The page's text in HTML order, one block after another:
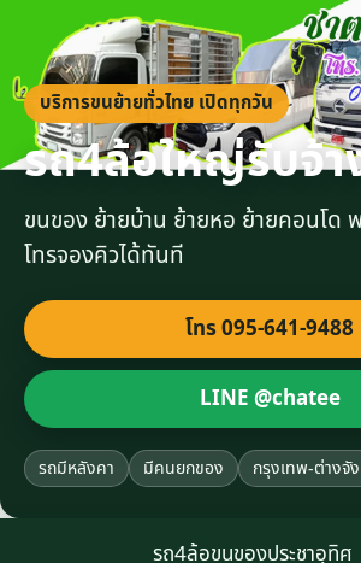
บริการขนย้ายทั่วไทย เปิดทุกวัน
รถ4ล้อใหญ่รับจ้า
ขนของ ย้ายบ้าน ย้ายหอ ย้ายคอนโด
โทรจองคิวได้ทันที
โทร 095-641-9488
LINE @chatee
รถมีหลังคา มีคนยกของ กรุงเทพ-ต่างจั
รถ4ล้อขนของประชาอุทิศ